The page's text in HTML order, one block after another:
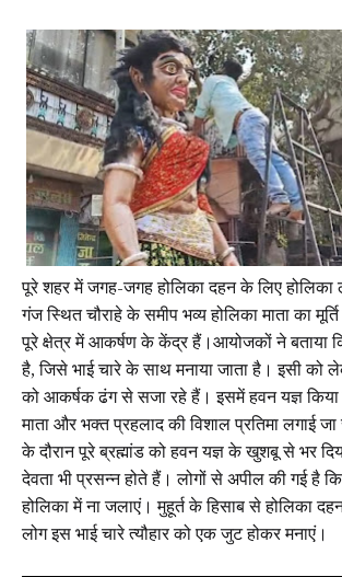
पूरे शहर में जगह-जगह होलिका दहन के लिए होलिका
गंज स्थित चौराहे के समीप भव्य होलिका माता का
पूरे क्षेत्र में आकर्षण के केंद्र हैं।आयोजकों ने बताया
है, जिसे भाई चारे के साथ मनाया जाता है। इसी को
को आकर्षक ढंग से सजा रहे हैं। इसमें हवन यज्ञ किया
माता और भक्त प्रहलाद की विशाल प्रतिमा लगाई
के दौरान पूरे ब्रह्मांड को हवन यज्ञ के खुशबू से भर
देवता भी प्रसन्न होते हैं। लोगों से अपील की गई है
होलिका में ना जलाएं। मुहूर्त के हिसाब से होलिका
लोग इस भाई चारे त्यौहार को एक जुट होकर मनाएं।